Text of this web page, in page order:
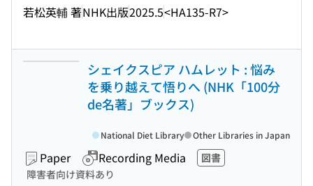
若松英輔 著NHK出版2025.5<HA135-R7>
シェイクスピア ハムレット : 悩み
を乗り越えて悟りへ (NHK「100分
de名著」ブックス)
Paper Recording Media
図書
障害者向け資料あり
National Diet Library Other Libraries in Japan